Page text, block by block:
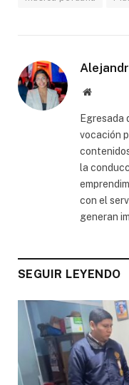
Website
Egresada
vocación
la
con el
generan
SEGUIR LEYENDO